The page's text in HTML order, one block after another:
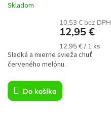
Skladom
10,53 € bez DPH
12,95 €
Jednotková
cena:
12,95 € / 1 ks
Do košíka
Sladká a mierne svieža chuť
červeného melónu.